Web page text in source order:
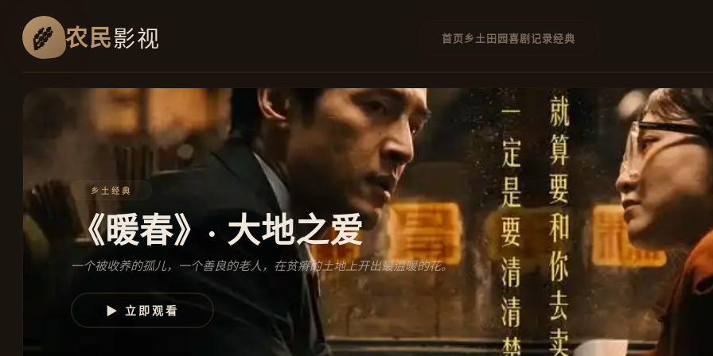
农民影视 首页乡土田园喜剧记录经典
乡土经典
《暖春》· 大地之爱
一个被收养的孤儿，一个善良的老人，在贫瘠的土地上开出最温暖的花。
▶ 立即观看